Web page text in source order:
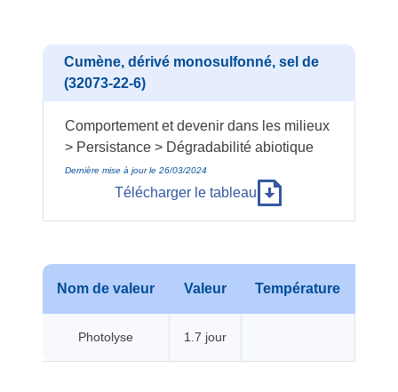
Cumène, dérivé monosulfonné, sel de
(32073-22-6)
Comportement et devenir dans les milieux
> Persistance > Dégradabilité abiotique
Dernière mise à jour le 26/03/2024
Télécharger le tableau
Nom de valeur Valeur Température
Photolyse 1.7 jour